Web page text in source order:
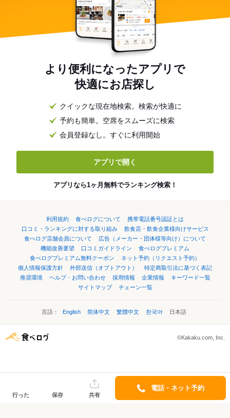
より便利になったアプリで
快適にお店探し
クイックな現在地検索。検索が快適に
予約も簡単。空席をスムーズに検索
会員登録なし。すぐに利用開始
アプリで開く
アプリなら1ヶ月無料でランキング検索！
利用規約 食べログについて
携帯電話番号認証とは
口コミ・ランキングに対する取り組み
飲食店・飲食企業様向けサービス
食べログ店舗会員について
広告（メーカー・団体様等向け）について
機能改善要望
口コミガイドライン
食べログプレミアム
食べログプレミアム無料クーポン
ネット予約（リクエスト予約）
個人情報保護方針
外部送信（オプトアウト）
特定商取引法に基づく表記
推奨環境
ヘルプ・お問い合わせ 採用情報 企業情報
キーワード一覧
サイトマップ
チェーン一覧
言語： English 简体中文 繁體中文 한국어 日本語
©Kakaku.com, Inc.
行った 保存 共有
電話・ネット予約